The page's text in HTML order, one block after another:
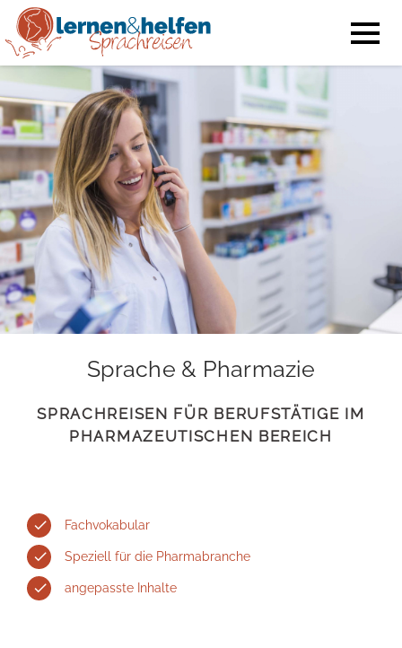
Sprache & Pharmazie
SPRACHREISEN FÜR BERUFSTÄTIGE IM
PHARMAZEUTISCHEN BEREICH
Fachvokabular
Speziell für die Pharmabranche
angepasste Inhalte